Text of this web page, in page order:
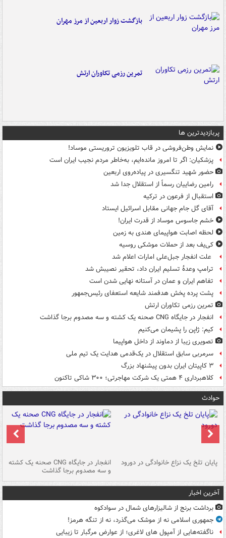
بازگشت زوار اربعین از مرز مهران
تمرین رزمی تکاوران ارتش
پربازدیدترین ها
نمایش وطن‌فروشی در قاب تلویزیون تروریستی موساد!
پزشکیان: اگر تا امروز مانده‌ایم، به‌خاطر مردم نجیب ایران است
حضور شهید تنگسیری در پیاده‌روی اربعین
رامین رضاییان رسماً از استقلال جدا شد
استقبال از فرعون در ترکیه
آقای گل جام جهانی مقابل اسرائیل ایستاد
خشم جاسوس موساد از قدرت ایران!
لحظه اصابت هواپیمای هندی به زمین
کی‌یف بعد از حملات موشکی روسیه
علت انفجار جبل‌علی امارات اعلام شد
ترامپ وعدۀ تسلیم ایران داد، تحقیر نصیبش شد
تفاهم ایران و عمان در آستانه نهایی شدن است
پشت پرده پخش هدفمند شایعه استعفای رئیس‌جمهور
تمرین رزمی تکاوران ارتش
انفجار در جایگاه CNG صحنه یک کشته و سه مصدوم برجا گذاشت
کیم: ژاپن را پشیمان می‌کنیم
تصویری زیبا از دماوند از داخل هواپیما
سرمربی سابق استقلال در یک‌قدمی هدایت یک تیم ملی
۳ کاپیتان ایران بدون پیشنهاد بزرگ
کلاهبرداری ۴ همتی یک شرکت مهاجرتی؛ ۳۰۰ شاکی تاکنون
حوادث
پایان تلخ یک نزاع خانوادگی در دورود انفجار در جایگاه CNG صحنه یک کشته
و سه مصدوم برجا گذاشت
آخرین اخبار
برداشت برنج از شالیزارهای شمال در سوادکوه
جمهوری اسلامی نه از موشک می‌گذرد، نه از تنگه هرمز!
ناگفته‌هایی از آمپول های لاغری؛ از عوارض مرگبار تا زیبایی